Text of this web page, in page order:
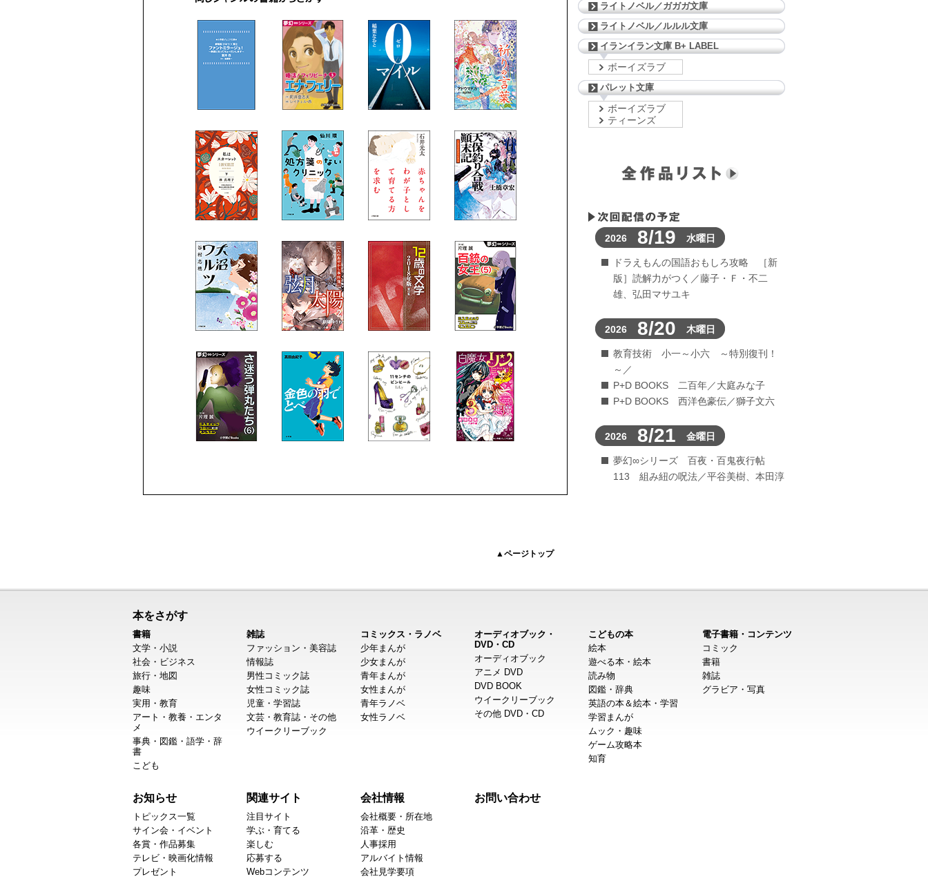
▲ページトップ
ライトノベル／ガガガ文庫
ライトノベル／ルルル文庫
イランイラン文庫 B+ LABEL
ボーイズラブ
パレット文庫
ボーイズラブ
ティーンズ
2026 8/19 水曜日
ドラえもんの国語おもしろ攻略 ［新
版］読解力がつく／藤子・Ｆ・不二
雄、弘田マサユキ
2026 8/20 木曜日
教育技術 小一～小六 ～特別復刊！
～／
P+D BOOKS 二百年／大庭みな子
P+D BOOKS 西洋色豪伝／獅子文六
2026 8/21 金曜日
夢幻∞シリーズ 百夜・百鬼夜行帖
113 組み紐の呪法／平谷美樹、本田淳
本をさがす
書籍
文学・小説
社会・ビジネス
旅行・地図
趣味
実用・教育
アート・教養・エンタ
メ
事典・図鑑・語学・辞
書
こども
雑誌
ファッション・美容誌
情報誌
男性コミック誌
女性コミック誌
児童・学習誌
文芸・教育誌・その他
ウイークリーブック
コミックス・ラノベ
少年まんが
少女まんが
青年まんが
女性まんが
青年ラノベ
女性ラノベ
オーディオブック・
DVD・CD
オーディオブック
アニメ DVD
DVD BOOK
ウイークリーブック
その他 DVD・CD
こどもの本
絵本
遊べる本・絵本
読み物
図鑑・辞典
英語の本＆絵本・学習
学習まんが
ムック・趣味
ゲーム攻略本
知育
電子書籍・コンテンツ
コミック
書籍
雑誌
グラビア・写真
お知らせ
トピックス一覧
サイン会・イベント
各賞・作品募集
テレビ・映画化情報
プレゼント
関連サイト
注目サイト
学ぶ・育てる
楽しむ
応募する
Webコンテンツ
会社情報
会社概要・所在地
沿革・歴史
人事採用
アルバイト情報
会社見学要項
お問い合わせ